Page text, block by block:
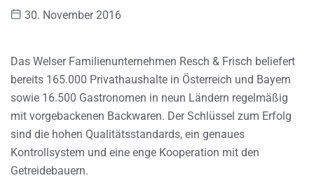
30. November 2016
Das Welser Familienunternehmen Resch & Frisch beliefert
bereits 165.000 Privathaushalte in Österreich und Bayern
sowie 16.500 Gastronomen in neun Ländern regelmäßig
mit vorgebackenen Backwaren. Der Schlüssel zum Erfolg
sind die hohen Qualitätsstandards, ein genaues
Kontrollsystem und eine enge Kooperation mit den
Getreidebauern.